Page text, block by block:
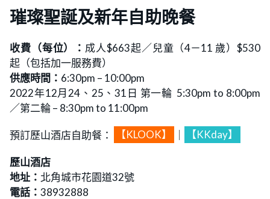
璀璨聖誕及新年自助晚餐
收費（每位）： 成人$663起／兒童（4－11 歲）$530
起（包括加一服務費）
供應時間： 6:30pm – 10:00pm
2022年12月24、25、31日 第一輪 5:30pm to 8:00pm
／第二輪 – 8:30pm to 11:00pm
預訂歷山酒店自助餐： 【KLOOK】 【KKday】
歷山酒店
地址： 北角城市花園道32號
電話： 38932888